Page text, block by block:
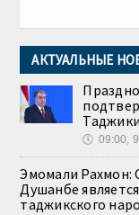
АКТУАЛЬНЫЕ
🕔 09:00,
Эмомали Рахмон:
Душанбе
таджикского